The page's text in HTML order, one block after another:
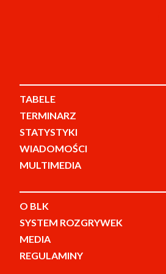
TABELE
TERMINARZ
STATYSTYKI
WIADOMOŚCI
MULTIMEDIA
O BLK
SYSTEM ROZGRYWEK
MEDIA
REGULAMINY